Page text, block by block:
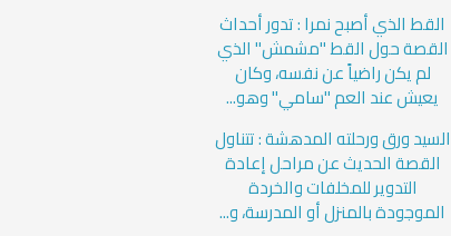
القط الذي أصبح نمرا : تدور أحداث
القصة حول القط "مشمش" الذي
لم يكن راضياً عن نفسه، وكان
يعيش عند العم "سامي" وهو...
السيد ورق ورحلته المدهشة : تتناول
القصة الحديث عن مراحل إعادة
التدوير للمخلفات والخردة
الموجودة بالمنزل أو المدرسة، و...